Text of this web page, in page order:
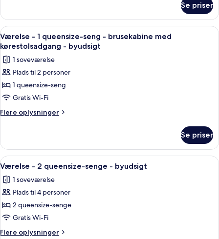
tilpasset
personer
med
nedsat
hørelse
-
byudsigt
(Roll-
in
Shower)
-
queensize-
seng
tilpasset
personer
nedsat
hørelse
byudsigt
Se priser
Indlæs
alle
billeder
af
Værelse
-
1
queensize-
brusekabine
med
kørestolsadgang
-
byudsigt
Et hotelværelse med en seng, et
3
Værelse - 1 queensize-seng - brusekabine med
kørestolsadgang - byudsigt
1 soveværelse
Plads til 2 personer
1 queensize-seng
Gratis Wi-Fi
Flere oplysninger
Flere
-
queensize-
brusekabine
kørestolsadgang
-
Se priser
Indlæs
alle
billeder
af
Værelse
-
2
Et hotelværelse med en stor seng,
3
Værelse - 2 queensize-senge - byudsigt
1 soveværelse
Plads til 4 personer
2 queensize-senge
Gratis Wi-Fi
Flere oplysninger
Flere